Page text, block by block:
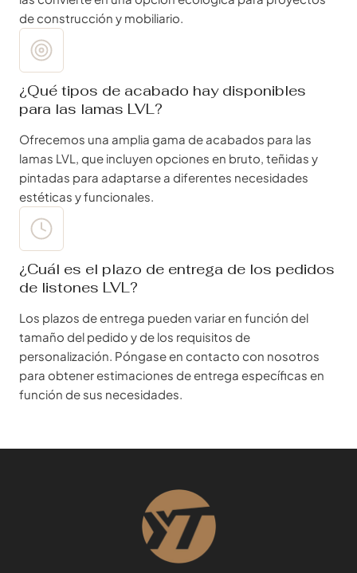
de construcción y mobiliario.
¿Qué tipos de acabado hay disponibles
para las lamas LVL?
Ofrecemos una amplia gama de acabados para las
lamas LVL, que incluyen opciones en bruto, teñidas y
pintadas para adaptarse a diferentes necesidades
estéticas y funcionales.
¿Cuál es el plazo de entrega de los pedidos
de listones LVL?
Los plazos de entrega pueden variar en función del
tamaño del pedido y de los requisitos de
personalización. Póngase en contacto con nosotros
para obtener estimaciones de entrega específicas en
función de sus necesidades.